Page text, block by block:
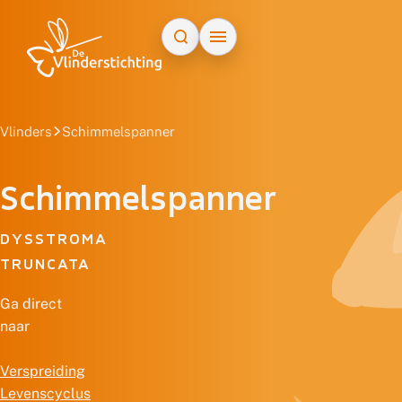
Vlinders Schimmelspanner
Schimmelspanner
DYSSTROMA
TRUNCATA
Ga direct
naar
Verspreiding
Levenscyclus